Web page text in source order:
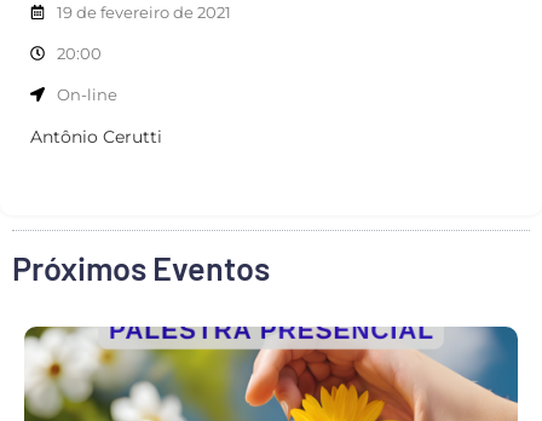
19 de fevereiro de 2021
20:00
On-line
Antônio Cerutti
Próximos Eventos